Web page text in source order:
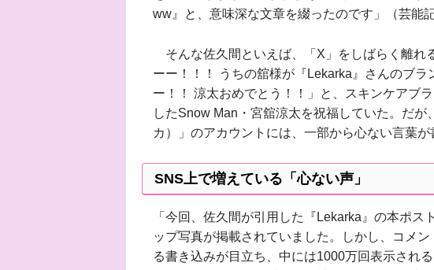
ww』と、意味深な文章を綴ったのです」（芸能記
そんな佐久間といえば、「X」をしばらく離れ
ーー！！！ うちの舘様が『Lekarka』さんのブ
ー！！ 涼太おめでとう！！」と、スキンケアブ
したSnow Man・宮舘涼太を祝福していた。だ
カ）」のアカウントには、一部から心ない言葉が
SNS上で増えている「心ない声」
「今回、佐久間が引用した『Lekarka』の本ポ
ップ写真が掲載されていました。しかし、コメ
る書き込みが目立ち、中には1000万回表示され